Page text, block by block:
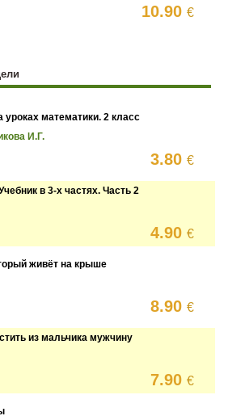
10.90€
уроках математики. 2 класс
И.Г.
3.80€
в 3-х частях. Часть 2
4.90€
живёт на крыше
8.90€
из мальчика мужчину
7.90€